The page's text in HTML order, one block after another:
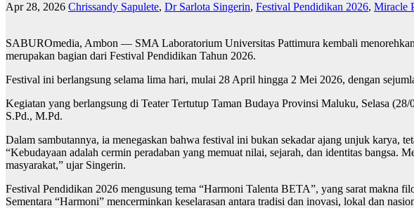
Apr 28, 2026 Chrissandy Sapulete, Dr Sarlota Singerin, Festival Pendidikan 2026, Miracle
SABUROmedia, Ambon — SMA Laboratorium Universitas Pattimura kembali
merupakan bagian dari Festival Pendidikan Tahun 2026.
Festival ini berlangsung selama lima hari, mulai 28 April hingga 2 Mei 2026, dengan
Kegiatan yang berlangsung di Teater Tertutup Taman Budaya Provinsi Maluku, Selasa
S.Pd., M.Pd.
Dalam sambutannya, ia menegaskan bahwa festival ini bukan sekadar ajang unjuk karya,
“Kebudayaan adalah cermin peradaban yang memuat nilai, sejarah, dan identitas
masyarakat,” ujar Singerin.
Festival Pendidikan 2026 mengusung tema “Harmoni Talenta BETA”, yang sarat makna
Sementara “Harmoni” mencerminkan keselarasan antara tradisi dan inovasi, lokal dan